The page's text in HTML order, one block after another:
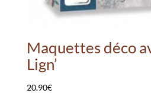
Maquettes déco
Lign’
20.90€